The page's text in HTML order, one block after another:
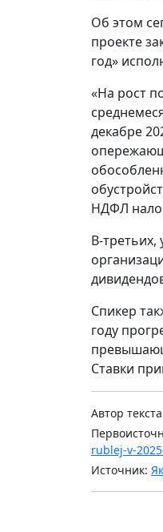
Об этом
проекте
год»
«На рост
декабре
НДФЛ
В-
Спикер
году
Ставки
Автор
rublej-v-
Источник: